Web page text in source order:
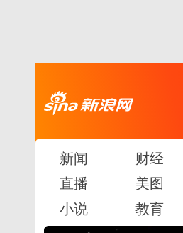
新闻 财经
直播
美图
小说
教育